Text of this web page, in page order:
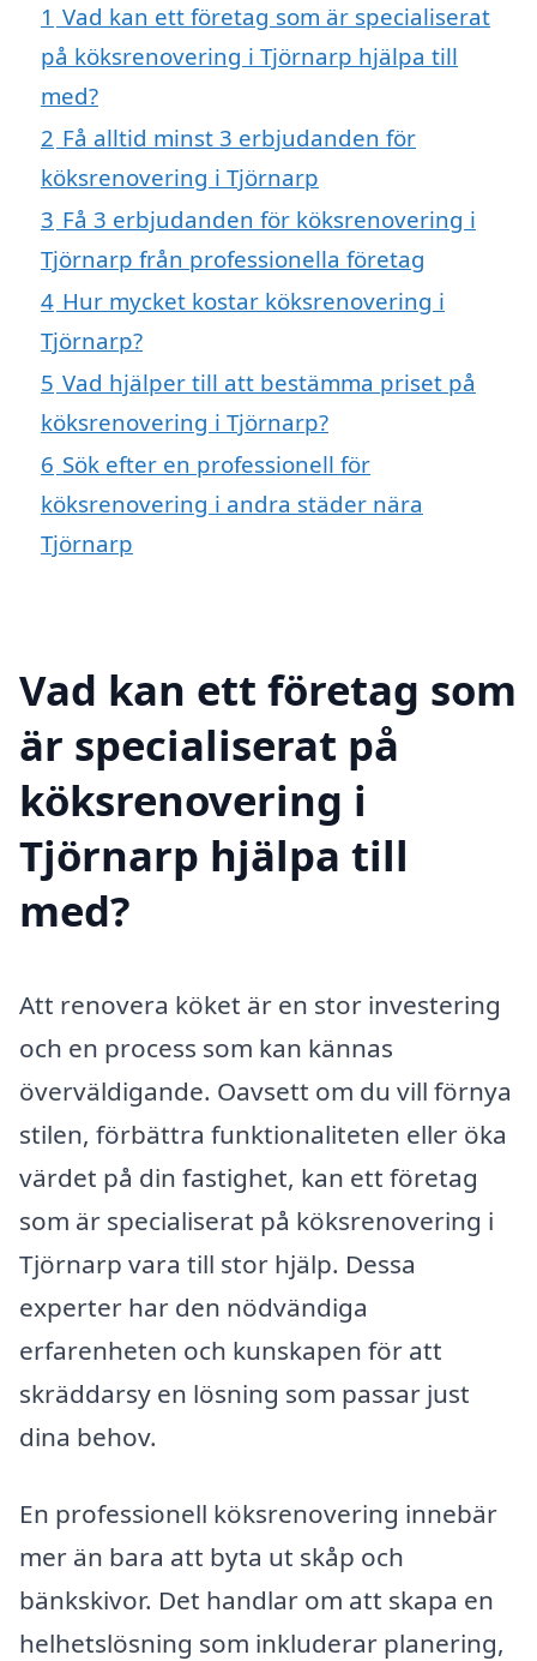
1 Vad kan ett företag som är specialiserat
på köksrenovering i Tjörnarp hjälpa till
med?
2 Få alltid minst 3 erbjudanden för
köksrenovering i Tjörnarp
3 Få 3 erbjudanden för köksrenovering i
Tjörnarp från professionella företag
4 Hur mycket kostar köksrenovering i
Tjörnarp?
5 Vad hjälper till att bestämma priset på
köksrenovering i Tjörnarp?
6 Sök efter en professionell för
köksrenovering i andra städer nära
Tjörnarp
Vad kan ett företag som
är specialiserat på
köksrenovering i
Tjörnarp hjälpa till
med?
Att renovera köket är en stor investering
och en process som kan kännas
överväldigande. Oavsett om du vill förnya
stilen, förbättra funktionaliteten eller öka
värdet på din fastighet, kan ett företag
som är specialiserat på köksrenovering i
Tjörnarp vara till stor hjälp. Dessa
experter har den nödvändiga
erfarenheten och kunskapen för att
skräddarsy en lösning som passar just
dina behov.
En professionell köksrenovering innebär
mer än bara att byta ut skåp och
bänkskivor. Det handlar om att skapa en
helhetslösning som inkluderar planering,